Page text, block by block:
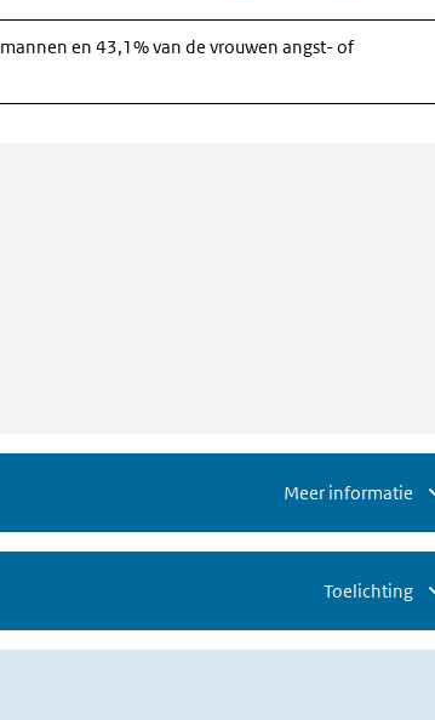
en 43,1% van de vrouwen angst- of
Meer informatie
Toelichting